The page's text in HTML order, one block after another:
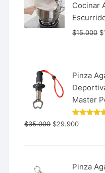
Cocinar
$15.000 $
Pinza
Master
Valorado
con
$35.000 $29.900
Pinza